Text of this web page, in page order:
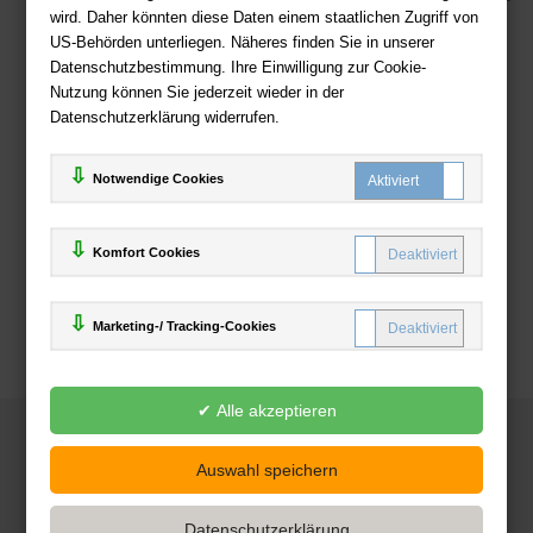
wird. Daher könnten diese Daten einem staatlichen Zugriff von
US-Behörden unterliegen. Näheres finden Sie in unserer
Datenschutzbestimmung. Ihre Einwilligung zur Cookie-
Nutzung können Sie jederzeit wieder in der
Datenschutzerklärung widerrufen.
Notwendige Cookies
Komfort Cookies
Marketing-/ Tracking-Cookies
Zahlweisen
Deutsche-Buchhandlung.de
www.deutsche-buchhandlung.de ist ein Angebot der
Handelsgesellschaft mbH
Powered by Inooga